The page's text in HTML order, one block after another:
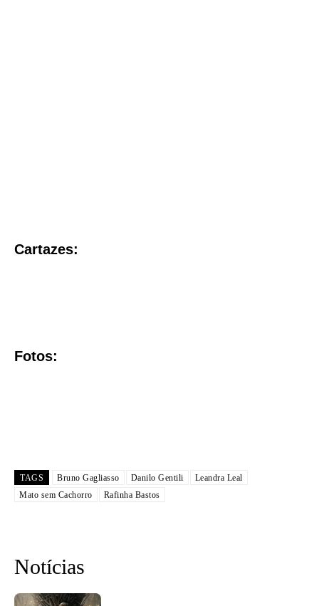
Cartazes:
Fotos:
TAGS Bruno Gagliasso Danilo Gentili
Leandra Leal
Mato sem Cachorro
Rafinha Bastos
Notícias